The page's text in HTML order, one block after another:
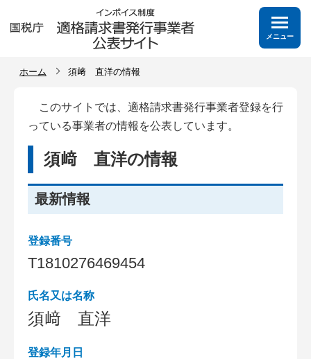
メニュー
ホーム 須﨑 直洋の情報
このサイトでは、適格請求書発行事業者登録を行
っている事業者の情報を公表しています。
須﨑 直洋の情報
最新情報
登録番号
T1810276469454
氏名又は名称
須﨑 直洋
登録年月日